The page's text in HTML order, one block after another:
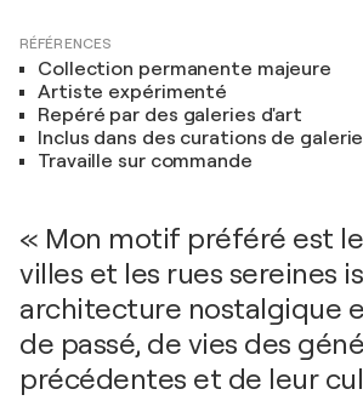
RÉFÉRENCES
Collection permanente majeure
Artiste expérimenté
Repéré par des galeries d'art
Inclus dans des curations de
Travaille sur commande
« Mon motif préféré est
villes et les rues sereines
architecture nostalgique
de passé, de vies des
précédentes et de leur